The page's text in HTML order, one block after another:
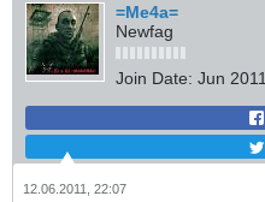
=Me4a=
Newfag
Join Date: Jun 2011
12.06.2011, 22:07